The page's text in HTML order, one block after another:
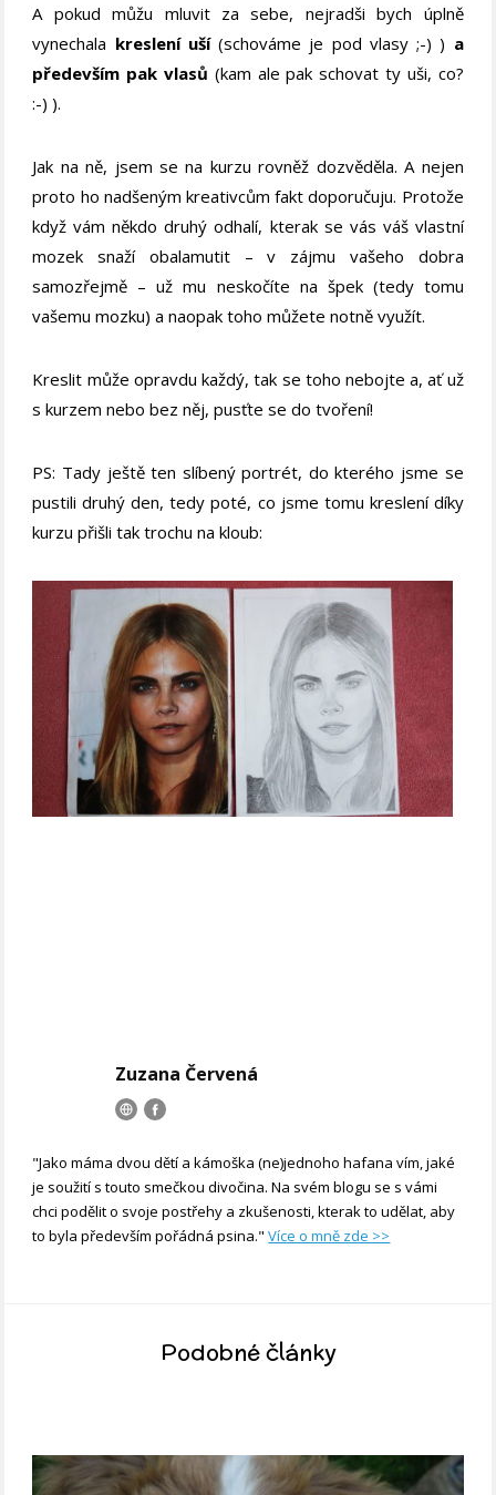
A pokud můžu mluvit za sebe, nejradši bych úplně
vynechala kreslení uší(schováme je pod vlasy ;-) ) a
především pak vlasů (kam ale pak schovat ty uši, co?
:-) ).
Jak na ně, jsem se na kurzu rovněž dozvěděla. A nejen
proto ho nadšeným kreativcům fakt doporučuju. Protože
když vám někdo druhý odhalí, kterak se vás váš vlastní
mozek snaží obalamutit – v zájmu vašeho dobra
samozřejmě – už mu neskočíte na špek (tedy tomu
vašemu mozku) a naopak toho můžete notně využít.
Kreslit může opravdu každý, tak se toho nebojte a, ať už
s kurzem nebo bez něj, pusťte se do tvoření!
PS: Tady ještě ten slíbený portrét, do kterého jsme se
pustili druhý den, tedy poté, co jsme tomu kreslení díky
kurzu přišli tak trochu na kloub:
Zuzana Červená
"Jako máma dvou dětí a kámoška (ne)jednoho hafana vím, jaké
je soužití s touto smečkou divočina. Na svém blogu se s vámi
chci podělit o svoje postřehy a zkušenosti, kterak to udělat, aby
to byla především pořádná psina."Více o mně zde >>
Podobné články